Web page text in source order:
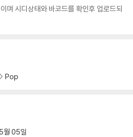
며 시디상태와 바코드를 확인후 업로드되
Pop
월 05일